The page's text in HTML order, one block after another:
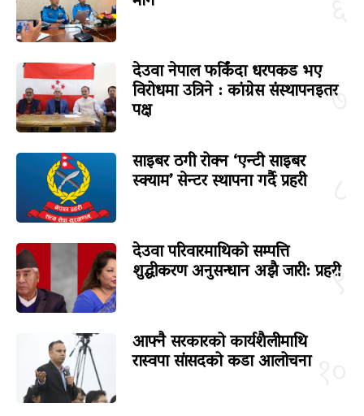
७
देउवा नेपाल फर्किंदा धरपकड भए
विरोधमा उत्रिने : कांग्रेस संस्थापनइतर
पक्ष
साइबर ठगी रोक्न ‘एन्टी साइबर
स्क्याम’ सेन्टर स्थापना गर्दै प्रहरी
९
देउवा परिवारमाथिको सम्पत्ति
शुद्धीकरण अनुसन्धान अझै जारी: प्रहरी
आफ्नै सरकारको कार्यशैलीमाथि
रास्वपा सांसदको कडा आलोचना